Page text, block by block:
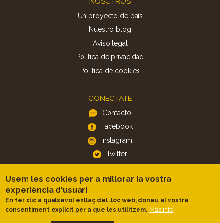
Un proyecto de país
Nuestro blog
Aviso legal
Política de privacidad
Politica de cookies
CONÉCTATE
Contacto
Facebook
Instagram
Twitter
APP
iOS
Android
Usem les cookies per a millorar la vostra
experiència d'usuari
En fer clic a qualsevol enllaç del lloc web, doneu el vostre
consentiment explícit per a que les utilitzem. Más info